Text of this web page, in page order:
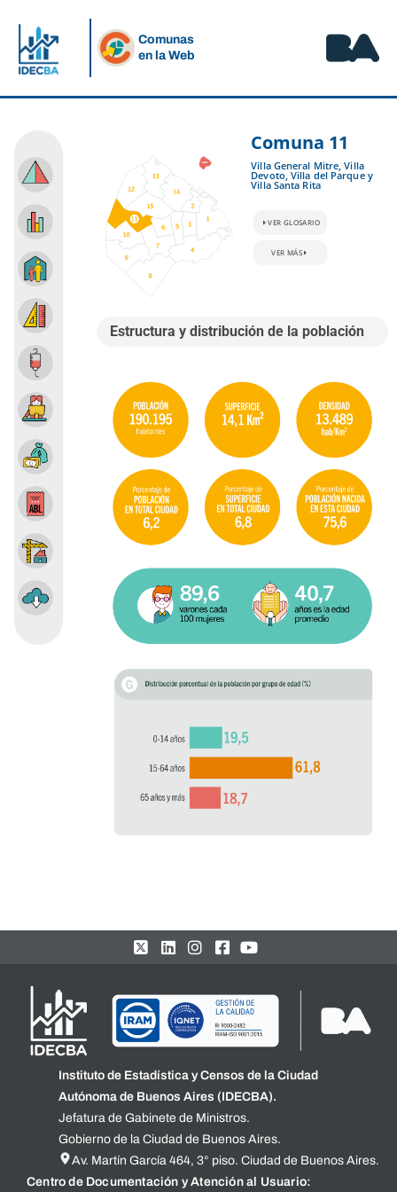
Comunas
en la Web
Estructura y distribución de la población
Crecimiento de la población
Hogares, vivienda y hábitat
Ocupación e ingresos
Impuesto Sobre los Ingresos Brutos
Impuesto inmobiliario y tasas
Descargar Info
Comuna 11
Villa General Mitre, Villa
Devoto, Villa del Parque y
Villa Santa Rita
VER GLOSARIO
VER MÁS
Estructura y distribución de la población
Instituto de Estadística y Censos de la Ciudad
Autónoma de Buenos Aires (IDECBA).
Jefatura de Gabinete de Ministros.
Gobierno de la Ciudad de Buenos Aires.
Av. Martín García 464, 3° piso. Ciudad de Buenos Aires.
Centro de Documentación y Atención al Usuario: